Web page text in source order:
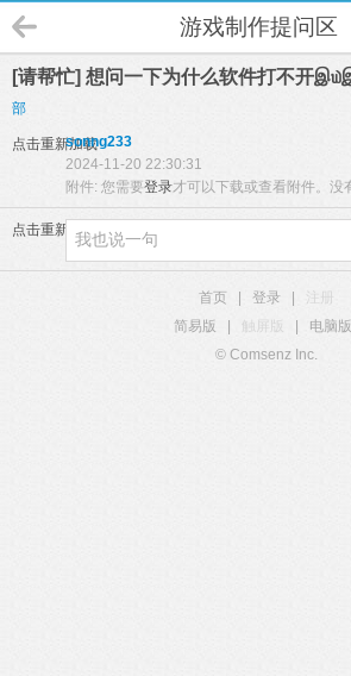
游戏制作提问区
[请帮忙] 想问一下为什么软件打不开
部
点击重新加载sonng233
2024-11-20 22:30:31
附件: 您需要登录才可以下载或查看附件。没
点击重新加载
首页 登录
注册
简易版
触屏版 电脑版
© Comsenz Inc.